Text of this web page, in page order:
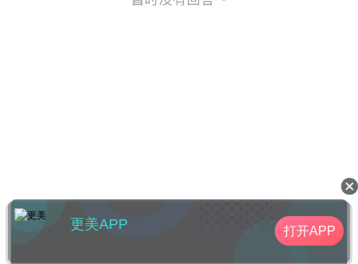
更美APP 打开APP